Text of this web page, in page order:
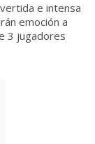
e intensa
emoción a
3 jugadores